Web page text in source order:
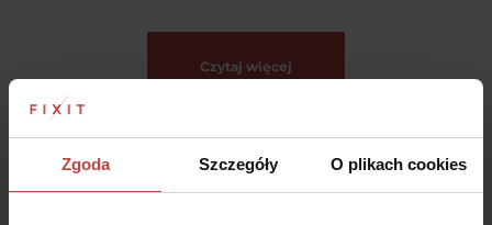
Zgoda Szczegóły O plikach cookies
Czytaj więcej
PROCES REKLAMACJI